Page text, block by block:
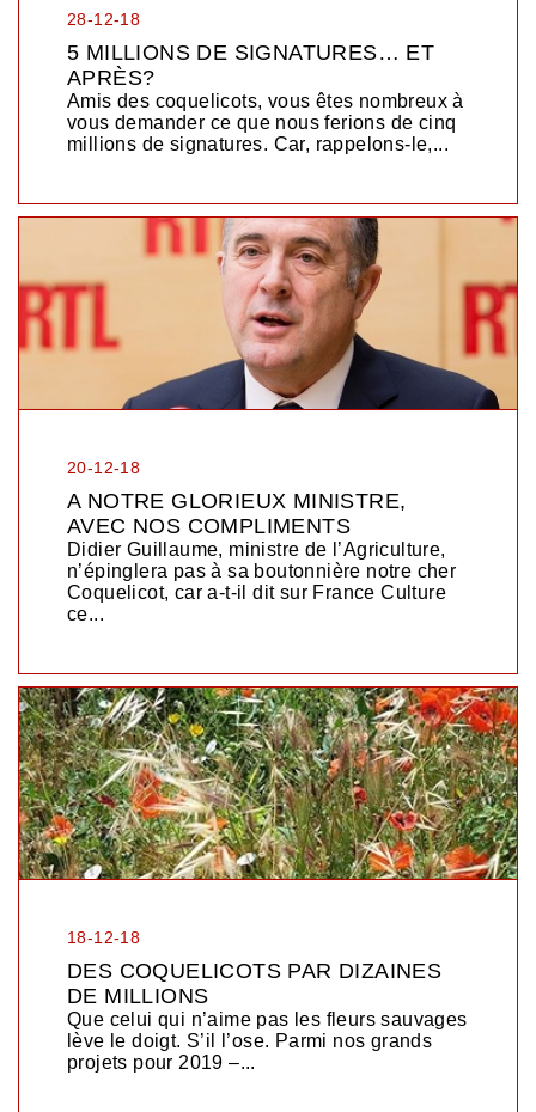
28-12-18
5 MILLIONS DE SIGNATURES… ET
APRÈS?
Amis des coquelicots, vous êtes nombreux à
vous demander ce que nous ferions de cinq
millions de signatures. Car, rappelons-le,...
20-12-18
A NOTRE GLORIEUX MINISTRE,
AVEC NOS COMPLIMENTS
Didier Guillaume, ministre de l’Agriculture,
n’épinglera pas à sa boutonnière notre cher
Coquelicot, car a-t-il dit sur France Culture
ce...
18-12-18
DES COQUELICOTS PAR DIZAINES
DE MILLIONS
Que celui qui n’aime pas les fleurs sauvages
lève le doigt. S’il l’ose. Parmi nos grands
projets pour 2019 –...